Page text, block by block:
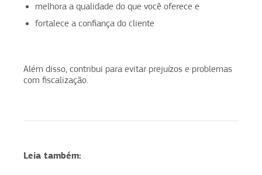
melhora a qualidade do que você oferece e
fortalece a confiança do cliente
Além disso, contribui para evitar prejuízos e problemas
com fiscalização.
Leia também: